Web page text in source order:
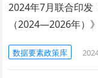
2024年7月联合印发
（2024—2026年）
数据要素政策库